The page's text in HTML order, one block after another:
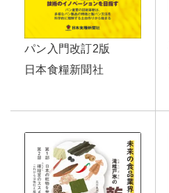
パン入門改訂2版
日本食糧新聞社